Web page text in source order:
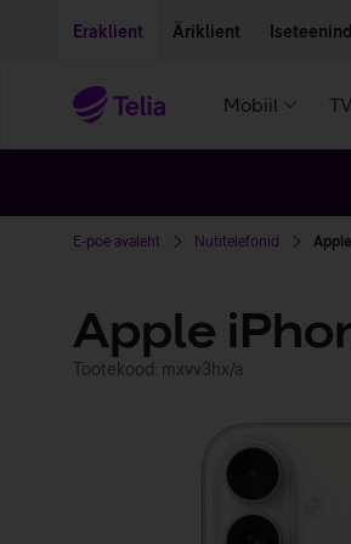
Eraklient Äriklient
Mobiil
E-poe avaleht Nutitelefonid
Apple
Tootekood: mxvv3hx/a